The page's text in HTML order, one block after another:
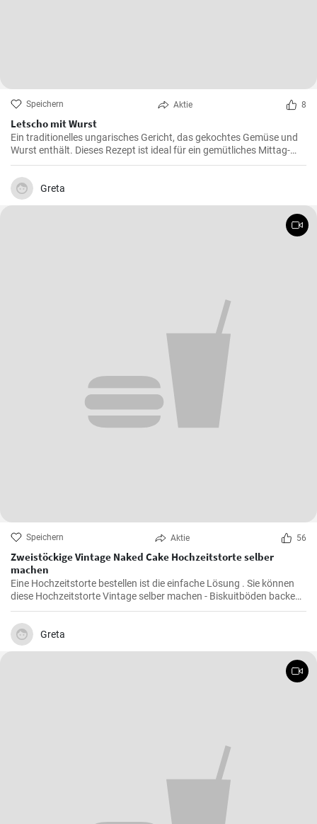
Speichern Aktie 8
Letscho mit Wurst
Ein traditionelles ungarisches Gericht, das gekochtes Gemüse und
Wurst enthält. Dieses Rezept ist ideal für ein gemütliches Mittag-
oder Abendessen.
Greta
Speichern Aktie 56
Zweistöckige Vintage Naked Cake Hochzeitstorte selber
machen
Eine Hochzeitstorte bestellen ist die einfache Lösung . Sie können
diese Hochzeitstorte Vintage selber machen - Biskuitböden backen
und mit Mascarpone Quark Creme füllen . Den Abschluß des Naked
Cake bilden viele bunte Beeren und Früchte.
Greta